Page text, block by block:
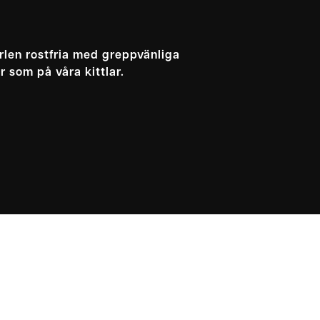
rostfria med greppvänliga
som på våra kittlar.